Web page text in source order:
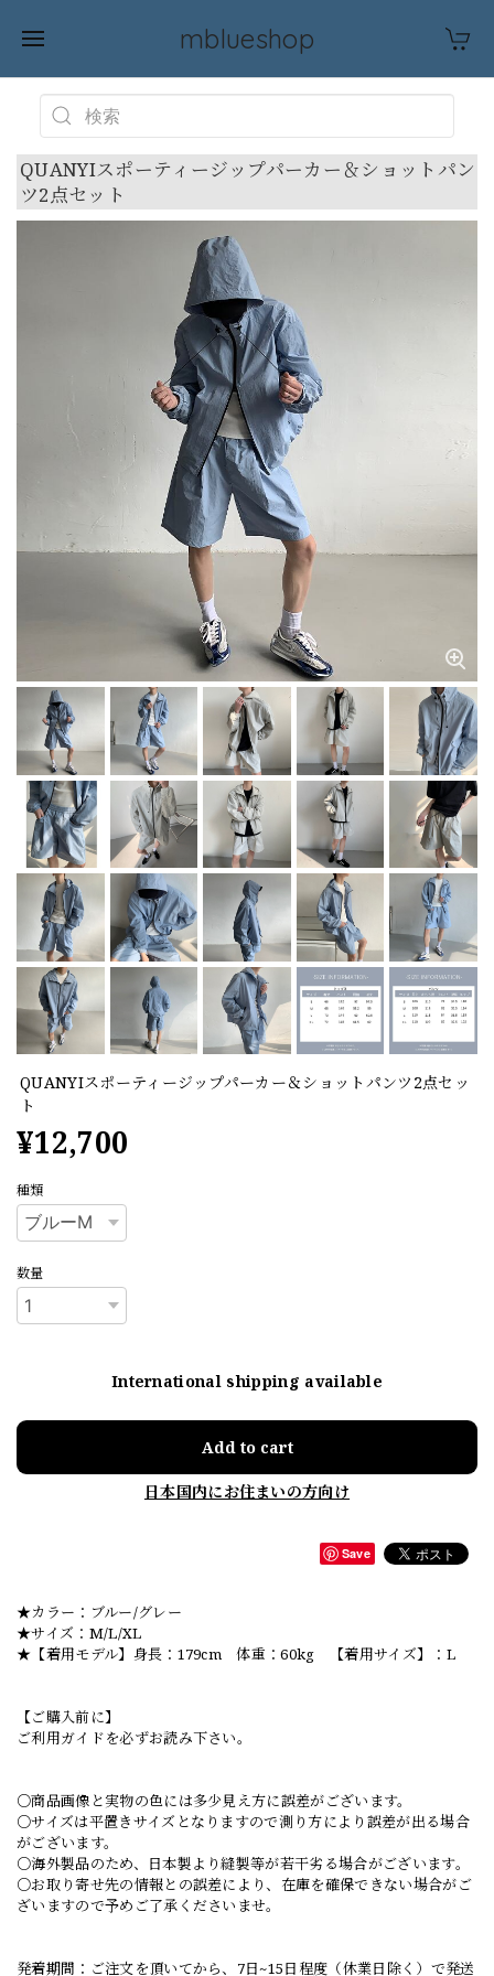
mblueshop
QUANYIスポーティージップパーカー＆ショットパン
ツ2点セット
QUANYIスポーティージップパーカー＆ショットパンツ2点セッ
ト
¥12,700
種類
数量
International shipping available
Add to cart
日本国内にお住まいの方向け
Save
★カラー：ブルー/グレー
★サイズ：M/L/XL
★【着用モデル】身長：179cm 体重：60kg 【着用サイズ】：L
【ご購入前に】
ご利用ガイドを必ずお読み下さい。
○商品画像と実物の色には多少見え方に誤差がございます。
○サイズは平置きサイズとなりますので測り方により誤差が出る場合
がございます。
○海外製品のため、日本製より縫製等が若干劣る場合がございます。
○お取り寄せ先の情報との誤差により、在庫を確保できない場合がご
ざいますので予めご了承くださいませ。
発着期間：ご注文を頂いてから、7日~15日程度（休業日除く）で発送